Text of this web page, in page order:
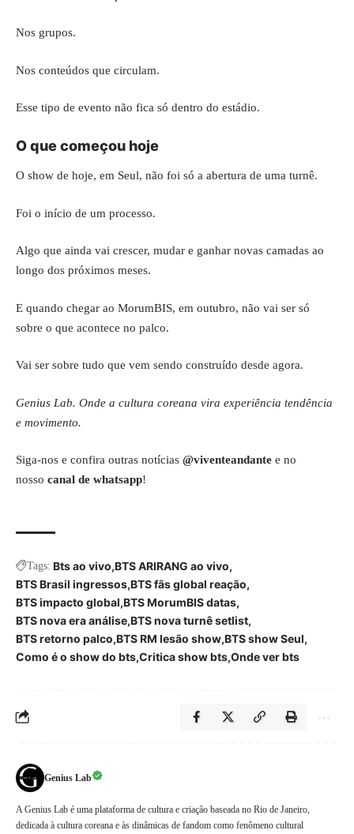
Nos grupos.
Nos conteúdos que circulam.
Esse tipo de evento não fica só dentro do estádio.
O que começou hoje
O show de hoje, em Seul, não foi só a abertura de uma turnê.
Foi o início de um processo.
Algo que ainda vai crescer, mudar e ganhar novas camadas ao
longo dos próximos meses.
E quando chegar ao MorumBIS, em outubro, não vai ser só
sobre o que acontece no palco.
Vai ser sobre tudo que vem sendo construído desde agora.
Genius Lab. Onde a cultura coreana vira experiência tendência
e movimento.
Siga-nos e confira outras notícias @viventeandante e no
nosso canal de whatsapp!
Tags: Bts ao vivo BTS ARIRANG ao vivo
BTS Brasil ingressos BTS fãs global reação
BTS impacto global BTS MorumBIS datas
BTS nova era análise BTS nova turnê setlist
BTS retorno palco BTS RM lesão show BTS show Seul
Como é o show do bts Critica show bts Onde ver bts
Genius Lab
A Genius Lab é uma plataforma de cultura e criação baseada no Rio de Janeiro,
dedicada à cultura coreana e às dinâmicas de fandom como fenômeno cultural